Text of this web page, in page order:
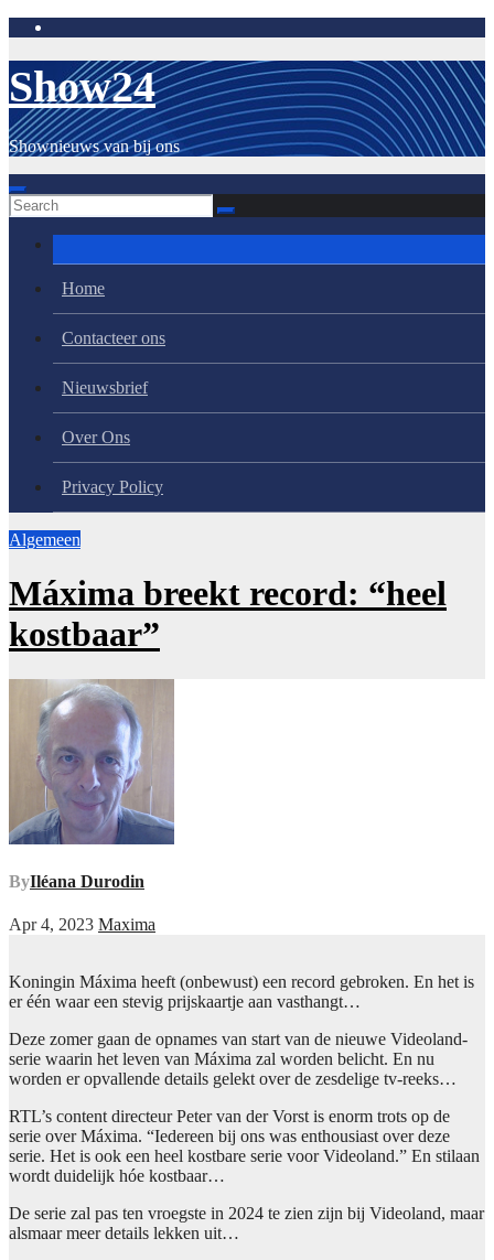
Skip
content
Show24
Shownieuws van bij ons
Home
Contacteer ons
Nieuwsbrief
Over Ons
Privacy Policy
Algemeen
Máxima breekt record: “heel
kostbaar”
ByIléana Durodin
Apr 4, 2023 Maxima
Koningin Máxima heeft (onbewust) een record gebroken. En het is
er één waar een stevig prijskaartje aan vasthangt…
Deze zomer gaan de opnames van start van de nieuwe Videoland-
serie waarin het leven van Máxima zal worden belicht. En nu
worden er opvallende details gelekt over de zesdelige tv-reeks…
RTL’s content directeur Peter van der Vorst is enorm trots op de
serie over Máxima. “Iedereen bij ons was enthousiast over deze
serie. Het is ook een heel kostbare serie voor Videoland.” En stilaan
wordt duidelijk hóe kostbaar…
De serie zal pas ten vroegste in 2024 te zien zijn bij Videoland, maar
alsmaar meer details lekken uit…